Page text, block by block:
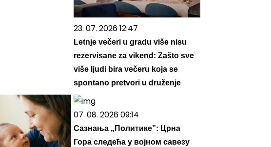
23. 07. 2026 12:47
Letnje večeri u gradu više nisu
rezervisane za vikend: Zašto sve
više ljudi bira večeru koja se
spontano pretvori u druženje
07. 08. 2026 09:14
Сазнања „Политике”: Црна
Гора следећа у војном савезу